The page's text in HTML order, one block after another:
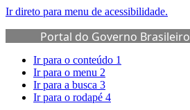
Ir direto para menu de acessibilidade.
Portal do Governo Brasileiro
Ir para o conteúdo 1
Ir para o menu 2
Ir para a busca 3
Ir para o rodapé 4